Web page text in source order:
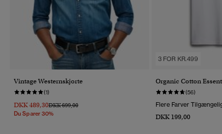
Vintage Westernskjorte
(1)
DKK 489,30Pris Nedsat Fra
DKK 699,00Til
Du Sparer 30%
3 FOR KR.499
Organic Cotton
(56)
Flere Farver
DKK 199,00